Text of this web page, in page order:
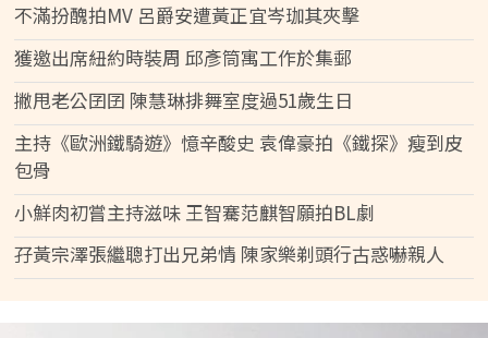
不滿扮醜拍MV 呂爵安遭黃正宜岑珈其夾擊
獲邀出席紐約時裝周 邱彥筒寓工作於集郵
撇甩老公囝囝 陳慧琳排舞室度過51歲生日
主持《歐洲鐵騎遊》憶辛酸史 袁偉豪拍《鐵探》瘦到皮
包骨
小鮮肉初嘗主持滋味 王智騫范麒智願拍BL劇
孖黃宗澤張繼聰打出兄弟情 陳家樂剃頭行古惑嚇親人